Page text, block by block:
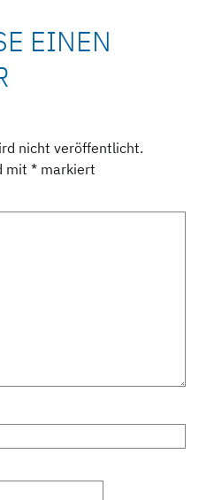
EINEN
nicht veröffentlicht.
mit * markiert